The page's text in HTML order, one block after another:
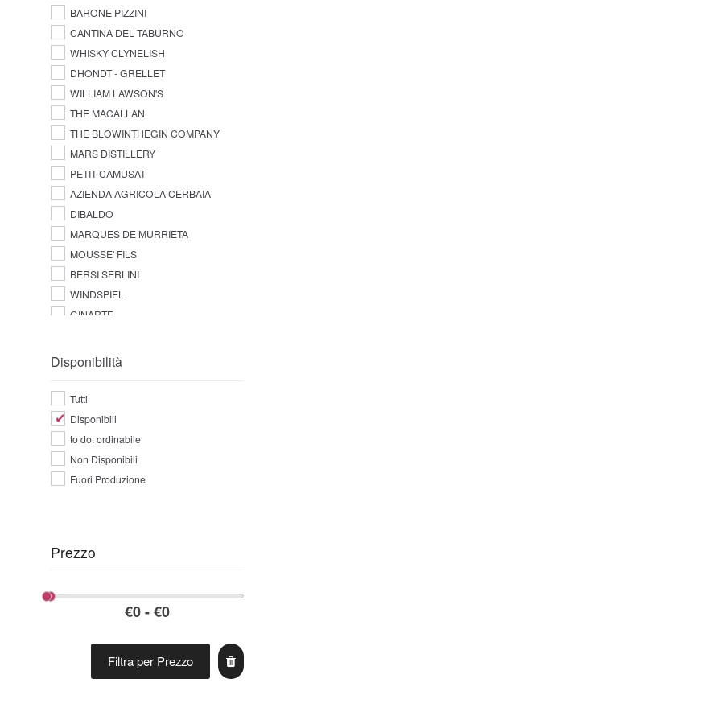
BARONE PIZZINI
CANTINA DEL TABURNO
WHISKY CLYNELISH
DHONDT - GRELLET
WILLIAM LAWSON'S
THE MACALLAN
THE BLOWINTHEGIN COMPANY
MARS DISTILLERY
PETIT-CAMUSAT
AZIENDA AGRICOLA CERBAIA
DIBALDO
MARQUES DE MURRIETA
MOUSSE' FILS
BERSI SERLINI
WINDSPIEL
GINARTE
Disponibilità
Tutti
Disponibili
to do: ordinabile
Non Disponibili
Fuori Produzione
Prezzo
Filtra per Prezzo